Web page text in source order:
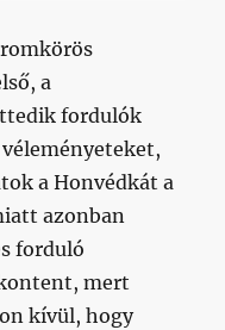
a
fordulók
a Honvédkát a
azonban
forduló
mert
kívül, hogy